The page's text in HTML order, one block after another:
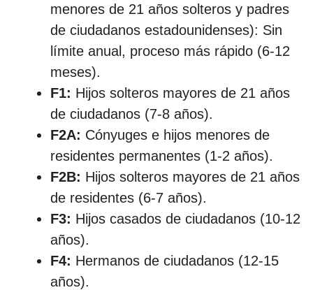
menores de 21 años solteros y padres
de ciudadanos estadounidenses): Sin
límite anual, proceso más rápido (6-12
meses).
F1: Hijos solteros mayores de 21 años
de ciudadanos (7-8 años).
F2A: Cónyuges e hijos menores de
residentes permanentes (1-2 años).
F2B: Hijos solteros mayores de 21 años
de residentes (6-7 años).
F3: Hijos casados de ciudadanos (10-12
años).
F4: Hermanos de ciudadanos (12-15
años).